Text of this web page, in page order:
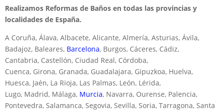
Realizamos Reformas de Baños en todas las provincias y
localidades de España.
A Coruña, Álava, Albacete, Alicante, Almería, Asturias, Ávila,
Badajoz, Baleares, Barcelona, Burgos, Cáceres, Cádiz,
Cantabria, Castellón, Ciudad Real, Córdoba,
Cuenca, Girona, Granada, Guadalajara, Gipuzkoa, Huelva,
Huesca, Jaén, La Rioja, Las Palmas, León, Lérida,
Lugo, Madrid, Málaga, Murcia, Navarra, Ourense, Palencia,
Pontevedra, Salamanca, Segovia, Sevilla, Soria, Tarragona, Santa